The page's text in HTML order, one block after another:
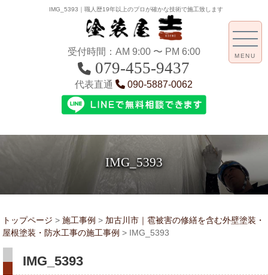
IMG_5393｜職人歴19年以上のプロが確かな技術で施工致します
受付時間：AM 9:00 〜 PM 6:00
079-455-9437
代表直通 090-5887-0062
IMG_5393
MENU
トップページ > 施工事例 > 加古川市｜雹被害の修繕を含む外壁塗装・
屋根塗装・防水工事の施工事例 > IMG_5393
IMG_5393